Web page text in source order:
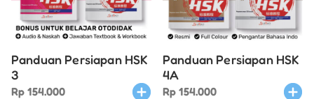
Panduan Persiapan HSK
3
Rp 154.000
Panduan Persiapan HSK
4A
Rp 154.000